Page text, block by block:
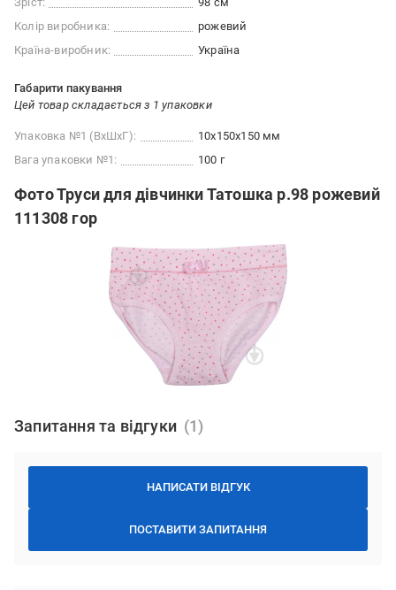
Колір виробника:
рожевий
Країна-виробник:
Україна
Габарити пакування
Цей товар складається з 1 упаковки
Упаковка №1 (ВхШхГ):
10x150x150 мм
Вага упаковки №1:
100 г
Фото Труси для дівчинки Татошка р.98 рожевий
111308 гор
Запитання та відгуки
НАПИСАТИ ВІДГУК
ПОСТАВИТИ ЗАПИТАННЯ